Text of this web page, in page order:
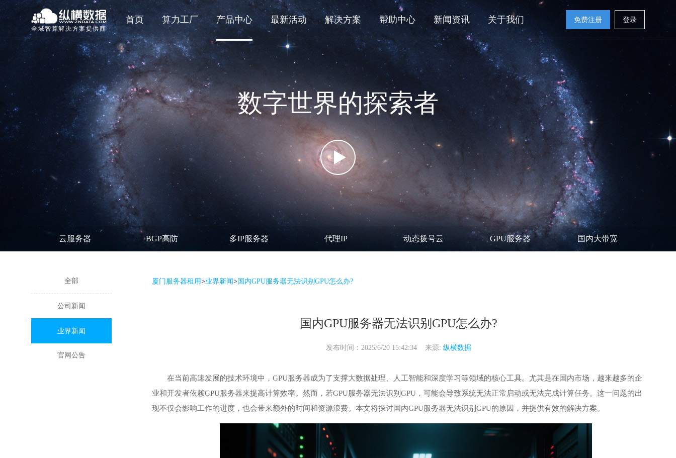
全域智算解决方案提供商
首页 算力工厂 产品中心 最新活动 解决方案 帮助中心 新闻资讯 关于我们 免费注册 登录
数字世界的探索者
云服务器 BGP高防 多IP服务器 代理IP 动态拨号云 GPU服务器 国内大带宽
全部
公司新闻
业界新闻
官网公告
厦门服务器租用>业界新闻>国内GPU服务器无法识别GPU怎么办?
国内GPU服务器无法识别GPU怎么办?
发布时间：2025/6/20 15:42:34 来源: 纵横数据
在当前高速发展的技术环境中， GPU服务器成为了支撑大数据处理、人工智能和深度学习等领域的核心工具。尤其是在国内市场，越来越多的企
业和开发者依赖GPU服务器来提高计算效率。然而，若GPU服务器无法识别GPU，可能会导致系统无法正常启动或无法完成计算任务。这一问题的出
现不仅会影响工作的进度，也会带来额外的时间和资源浪费。本文将探讨国内GPU服务器无法识别GPU的原因，并提供有效的解决方案。